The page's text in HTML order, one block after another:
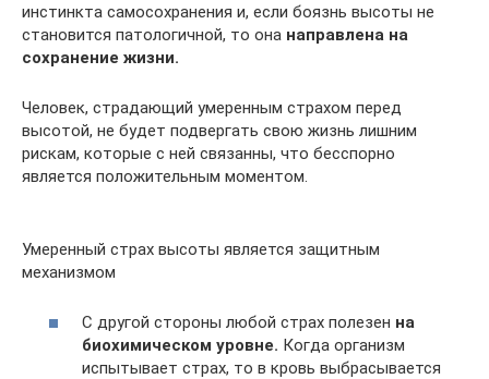
инстинкта самосохранения и, если боязнь высоты не
становится патологичной, то она направлена на
сохранение жизни.
Человек, страдающий умеренным страхом перед
высотой, не будет подвергать свою жизнь лишним
рискам, которые с ней связанны, что бесспорно
является положительным моментом.
Умеренный страх высоты является защитным
механизмом
С другой стороны любой страх полезен на
биохимическом уровне. Когда организм
испытывает страх, то в кровь выбрасывается